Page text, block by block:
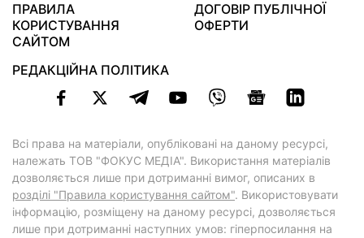
ПРАВИЛА
КОРИСТУВАННЯ
САЙТОМ
ДОГОВІР ПУБЛІЧНОЇ
ОФЕРТИ
РЕДАКЦІЙНА ПОЛІТИКА
Всі права на матеріали, опубліковані на даному ресурсі,
належать ТОВ "ФОКУС МЕДІА". Використання матеріалів
дозволяється лише при дотриманні вимог, описаних в
розділі "Правила користування сайтом". Використовувати
інформацію, розміщену на даному ресурсі, дозволяється
лише при дотриманні наступних умов: гіперпосилання на